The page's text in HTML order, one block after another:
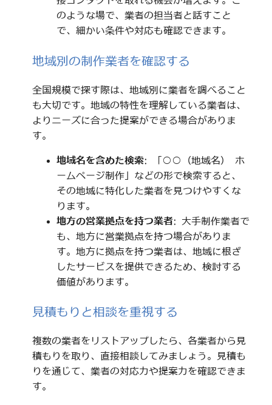
のような場で、業者の担当者と話すこと
で、細かい条件や対応も確認できます。
地域別の制作業者を確認する
全国規模で探す際は、地域別に業者を調べること
も大切です。地域の特性を理解している業者は、
よりニーズに合った提案ができる場合がありま
す。
地域名を含めた検索: 「○○（地域名） ホ
ームページ制作」などの形で検索すると、
その地域に特化した業者を見つけやすくな
ります。
地方の営業拠点を持つ業者: 大手制作業者で
も、地方に営業拠点を持つ場合がありま
す。地方に拠点を持つ業者は、地域に根ざ
したサービスを提供できるため、検討する
価値があります。
見積もりと相談を重視する
複数の業者をリストアップしたら、各業者から見
積もりを取り、直接相談してみましょう。見積も
りを通じて、業者の対応力や提案力を確認できま
す。